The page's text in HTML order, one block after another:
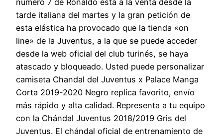
número 7 de Ronaldo está a la venta desde la
tarde italiana del martes y la gran petición de
esta elástica ha provocado que la tienda «on
line» de la Juventus, a la que se puede acceder
desde la web oficial del club turinés, se haya
atascado y bloqueado. Usted puede personalizar
camiseta Chandal del Juventus x Palace Manga
Corta 2019-2020 Negro replica favorito, envío
más rápido y alta calidad. Representa a tu equipo
con la Chándal Juventus 2018/2019 Gris del
Juventus. El chándal oficial de entrenamiento de